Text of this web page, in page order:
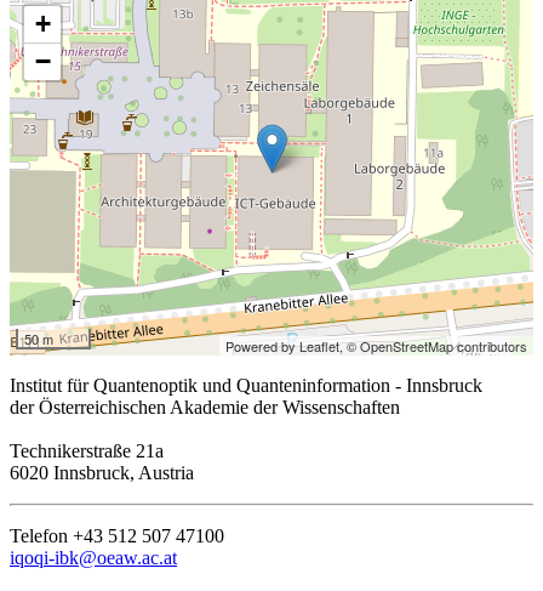
+
−
50 m Powered by Leaflet,© OpenStreetMap contributors
Institut für Quantenoptik und Quanteninformation - Innsbruck
der Österreichischen Akademie der Wissenschaften
Technikerstraße 21a
6020 Innsbruck, Austria
Telefon +43 512 507 47100
iqoqi-ibk@oeaw.ac.at